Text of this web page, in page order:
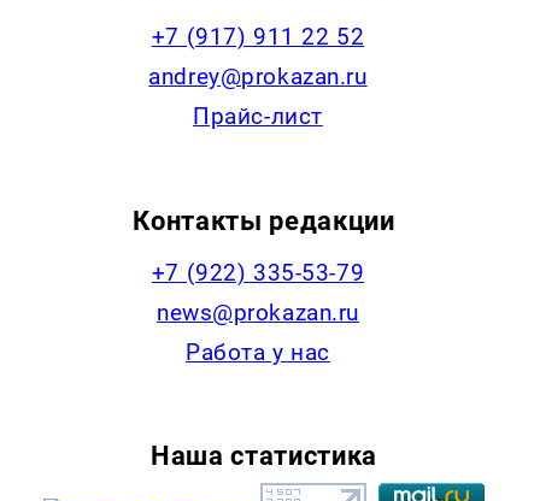
+7 (917) 911 22 52
andrey@prokazan.ru
Прайс-лист
Контакты редакции
+7 (922) 335-53-79
news@prokazan.ru
Работа у нас
Наша статистика